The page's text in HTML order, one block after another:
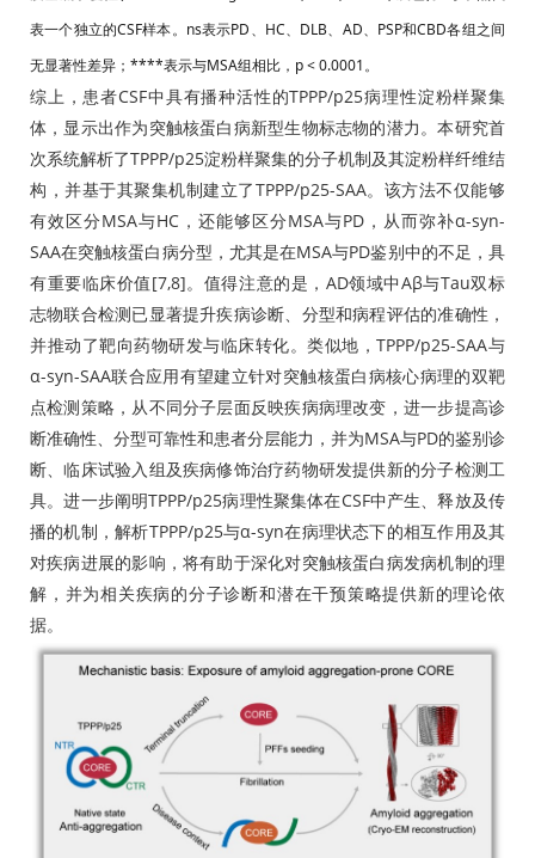
表一个独立的CSF样本。ns表示PD、HC、DLB、AD、PSP和CBD各组之间
无显著性差异；****表示与MSA组相比，p < 0.0001。
综上，患者CSF中具有播种活性的TPPP/p25病理性淀粉样聚集
体，显示出作为突触核蛋白病新型生物标志物的潜力。本研究首
次系统解析了TPPP/p25淀粉样聚集的分子机制及其淀粉样纤维结
构，并基于其聚集机制建立了TPPP/p25-SAA。该方法不仅能够
有效区分MSA与HC，还能够区分MSA与PD，从而弥补α-syn-
SAA在突触核蛋白病分型，尤其是在MSA与PD鉴别中的不足，具
有重要临床价值[7,8]。值得注意的是，AD领域中Aβ与Tau双标
志物联合检测已显著提升疾病诊断、分型和病程评估的准确性，
并推动了靶向药物研发与临床转化。类似地，TPPP/p25-SAA与
α-syn-SAA联合应用有望建立针对突触核蛋白病核心病理的双靶
点检测策略，从不同分子层面反映疾病病理改变，进一步提高诊
断准确性、分型可靠性和患者分层能力，并为MSA与PD的鉴别诊
断、临床试验入组及疾病修饰治疗药物研发提供新的分子检测工
具。进一步阐明TPPP/p25病理性聚集体在CSF中产生、释放及传
播的机制，解析TPPP/p25与α-syn在病理状态下的相互作用及其
对疾病进展的影响，将有助于深化对突触核蛋白病发病机制的理
解，并为相关疾病的分子诊断和潜在干预策略提供新的理论依
据。